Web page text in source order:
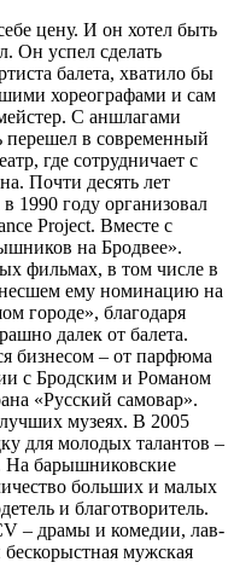
цену. И он хотел быть
Он успел сделать
балета, хватило бы
хореографами и сам
С аншлагами
перешел в современный
где сотрудничает с
Почти десять лет
1990 году организовал
Project. Вместе с
на Бродвее».
фильмах, в том числе в
ему номинацию на
городе», благодаря
далек от балета.
бизнесом – от парфюма
с Бродским и Романом
«Русский самовар».
музеях. В 2005
для молодых талантов –
На барышниковские
больших и малых
и благотворитель.
– драмы и комедии, лав-
мужская